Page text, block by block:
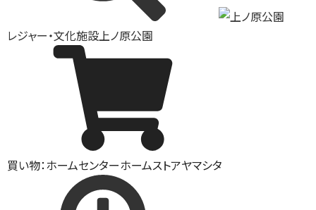
レジャー・文化施設上ノ原公園
買い物：ホームセンターホームストアヤマシタ